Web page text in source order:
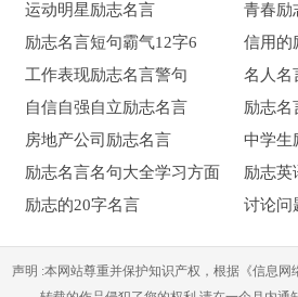
3、人生自古谁无死，留取丹心照
4、君子死知己，提剑出燕京。
5、复值接舆醉，狂歌五柳前。
6、生当作人杰，死亦为鬼雄。
8、一身转战三千里，一剑曾挡百
运动明星励志名言
青春励
励志名言短句霸气12字6
信用的
工作表现励志名言警句
名人名
自信自强自立励志名言
励志名
房地产公司励志名言
中学生
励志名言名句大全学习方面
励志英
励志的20字名言
讨论问
声明 :本网站尊重并保护知识产权，根据《信息网